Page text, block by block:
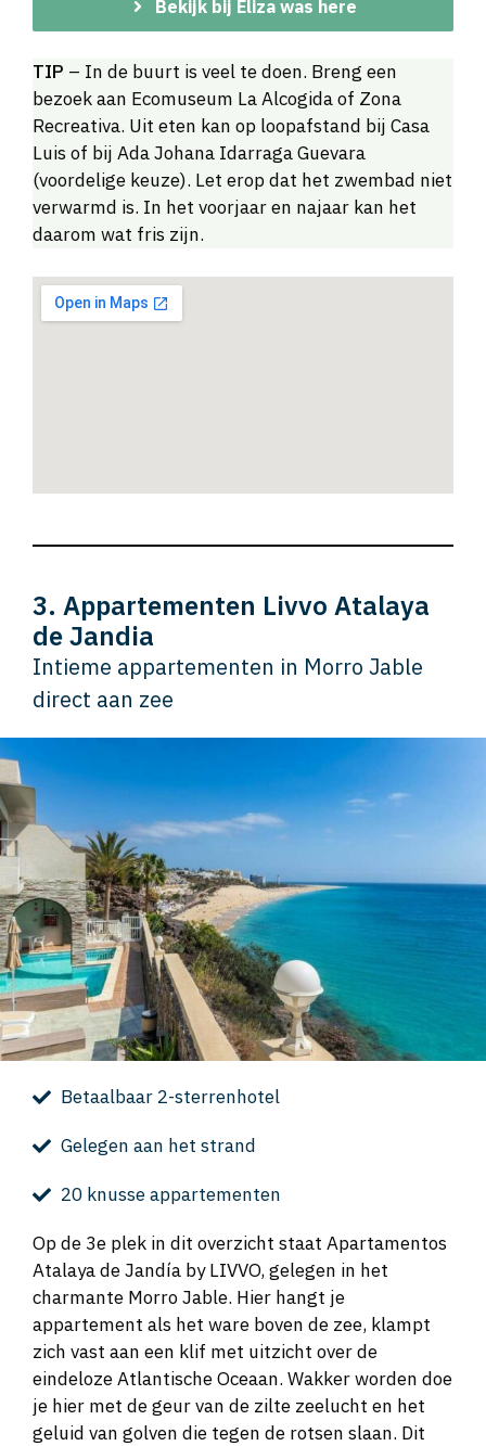
Bekijk bij Eliza was here
TIP – In de buurt is veel te doen. Breng een
bezoek aan Ecomuseum La Alcogida of Zona
Recreativa. Uit eten kan op loopafstand bij Casa
Luis of bij Ada Johana Idarraga Guevara
(voordelige keuze). Let erop dat het zwembad niet
verwarmd is. In het voorjaar en najaar kan het
daarom wat fris zijn.
3. Appartementen Livvo Atalaya
de Jandia
Intieme appartementen in Morro Jable
direct aan zee
Betaalbaar 2-sterrenhotel
Gelegen aan het strand
20 knusse appartementen
Op de 3e plek in dit overzicht staat Apartamentos
Atalaya de Jandía by LIVVO, gelegen in het
charmante Morro Jable. Hier hangt je
appartement als het ware boven de zee, klampt
zich vast aan een klif met uitzicht over de
eindeloze Atlantische Oceaan. Wakker worden doe
je hier met de geur van de zilte zeelucht en het
geluid van golven die tegen de rotsen slaan. Dit